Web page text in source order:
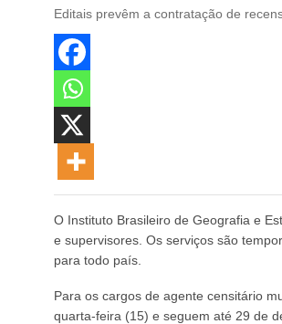
Editais prevêm a contratação de
O Instituto Brasileiro de Geografia e
e supervisores. Os serviços são
para todo país.
Para os cargos de agente censitário
quarta-feira (15) e seguem até 29 de